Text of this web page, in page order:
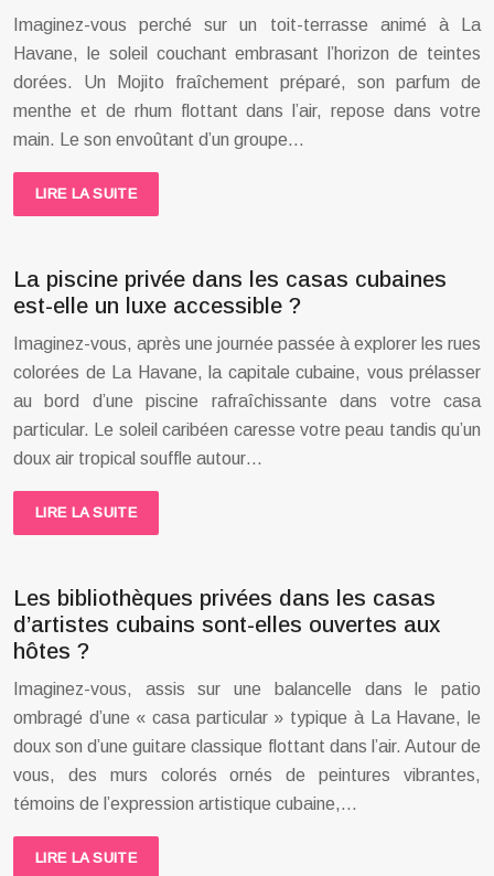
Imaginez-vous perché sur un toit-terrasse animé à La
Havane, le soleil couchant embrasant l’horizon de teintes
dorées. Un Mojito fraîchement préparé, son parfum de
menthe et de rhum flottant dans l’air, repose dans votre
main. Le son envoûtant d’un groupe…
LIRE LA SUITE
La piscine privée dans les casas cubaines
est-elle un luxe accessible ?
Imaginez-vous, après une journée passée à explorer les rues
colorées de La Havane, la capitale cubaine, vous prélasser
au bord d’une piscine rafraîchissante dans votre casa
particular. Le soleil caribéen caresse votre peau tandis qu’un
doux air tropical souffle autour…
LIRE LA SUITE
Les bibliothèques privées dans les casas
d’artistes cubains sont-elles ouvertes aux
hôtes ?
Imaginez-vous, assis sur une balancelle dans le patio
ombragé d’une « casa particular » typique à La Havane, le
doux son d’une guitare classique flottant dans l’air. Autour de
vous, des murs colorés ornés de peintures vibrantes,
témoins de l’expression artistique cubaine,…
LIRE LA SUITE